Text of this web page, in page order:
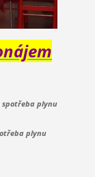
spotřeba plynu
plynu